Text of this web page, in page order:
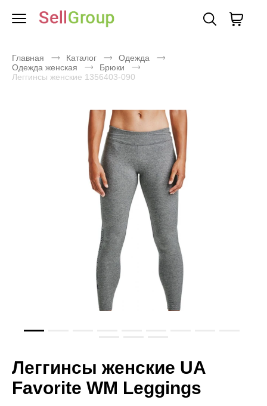
Главная Каталог
Одежда
Одежда женская
Брюки
Леггинсы женские 1356403-090
Леггинсы женские UA
Favorite WM Leggings